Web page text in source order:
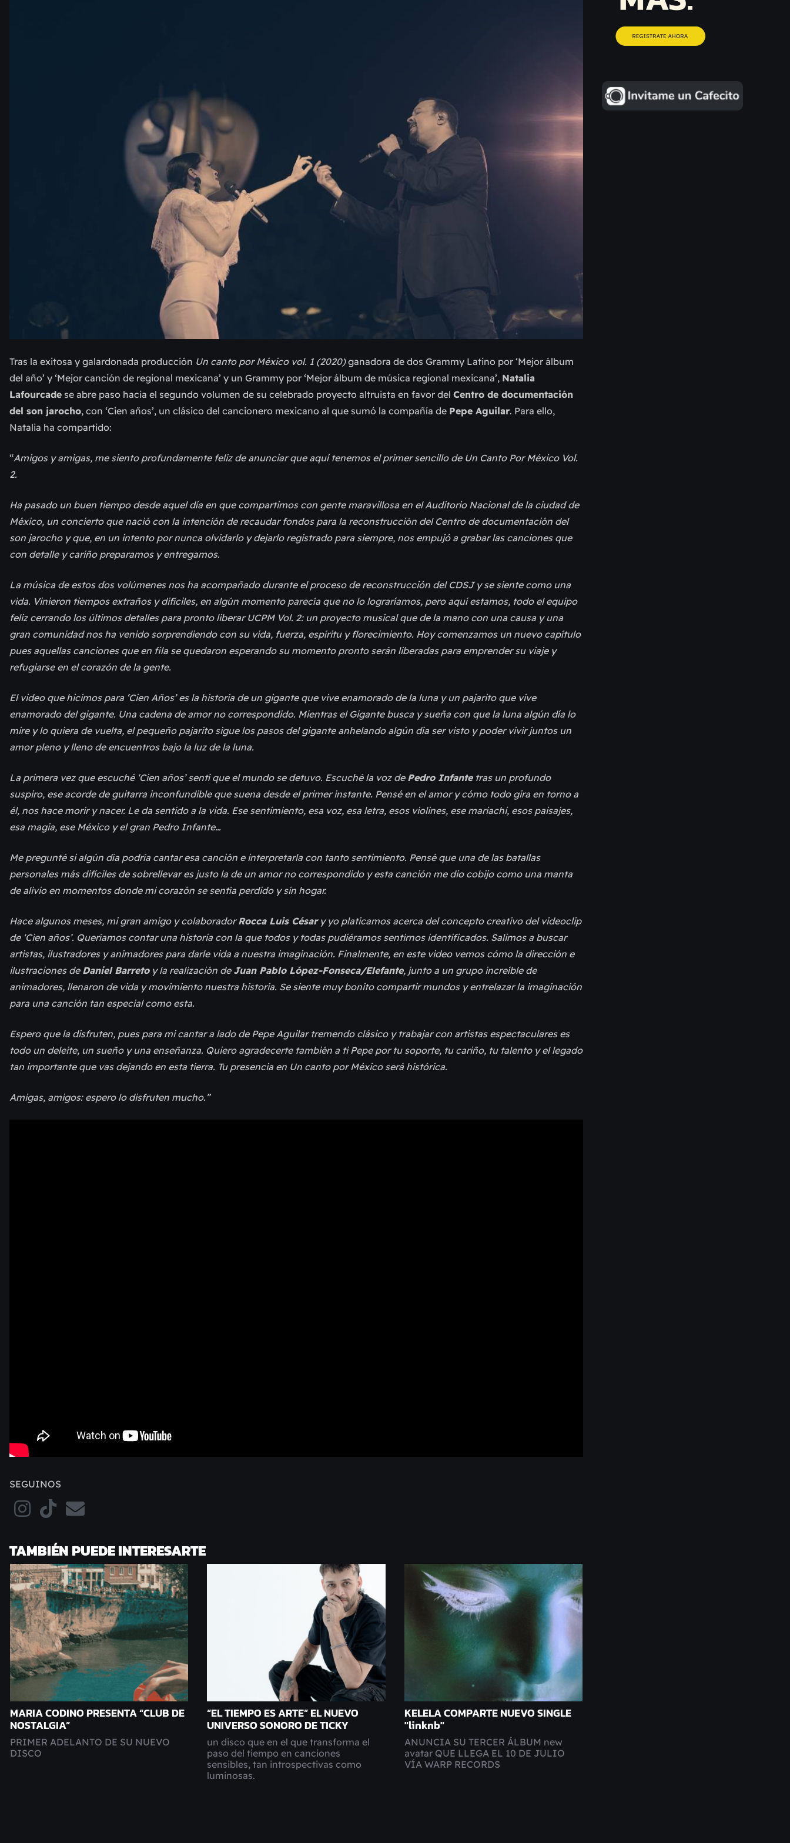
Tras la exitosa y galardonada producción Un canto por México vol. 1 (2020)ganadora de dos Grammy Latino por ‘Mejor álbum
del año’ y ‘Mejor canción de regional mexicana’ y un Grammy por ‘Mejor álbum de música regional mexicana’, Natalia
Lafourcade se abre paso hacia el segundo volumen de su celebrado proyecto altruista en favor del Centro de documentación
del son jarocho, con ‘Cien años’, un clásico del cancionero mexicano al que sumó la compañía de Pepe Aguilar. Para ello,
Natalia ha compartido:
“Amigos y amigas, me siento profundamente feliz de anunciar que aquí tenemos el primer sencillo de Un Canto Por México Vol.
2.
Ha pasado un buen tiempo desde aquel día en que compartimos con gente maravillosa en el Auditorio Nacional de la ciudad de
México, un concierto que nació con la intención de recaudar fondos para la reconstrucción del Centro de documentación del
son jarocho y que, en un intento por nunca olvidarlo y dejarlo registrado para siempre, nos empujó a grabar las canciones que
con detalle y cariño preparamos y entregamos.
La música de estos dos volúmenes nos ha acompañado durante el proceso de reconstrucción del CDSJ y se siente como una
vida. Vinieron tiempos extraños y difíciles, en algún momento parecía que no lo lograríamos, pero aquí estamos, todo el equipo
feliz cerrando los últimos detalles para pronto liberar UCPM Vol. 2: un proyecto musical que de la mano con una causa y una
gran comunidad nos ha venido sorprendiendo con su vida, fuerza, espíritu y florecimiento. Hoy comenzamos un nuevo capítulo
pues aquellas canciones que en fila se quedaron esperando su momento pronto serán liberadas para emprender su viaje y
refugiarse en el corazón de la gente.
El video que hicimos para ‘Cien Años’ es la historia de un gigante que vive enamorado de la luna y un pajarito que vive
enamorado del gigante. Una cadena de amor no correspondido. Mientras el Gigante busca y sueña con que la luna algún día lo
mire y lo quiera de vuelta, el pequeño pajarito sigue los pasos del gigante anhelando algún día ser visto y poder vivir juntos un
amor pleno y lleno de encuentros bajo la luz de la luna.
La primera vez que escuché ‘Cien años’ sentí que el mundo se detuvo. Escuché la voz de Pedro Infantetras un profundo
suspiro, ese acorde de guitarra inconfundible que suena desde el primer instante. Pensé en el amor y cómo todo gira en torno a
él, nos hace morir y nacer. Le da sentido a la vida. Ese sentimiento, esa voz, esa letra, esos violines, ese mariachi, esos paisajes,
esa magia, ese México y el gran Pedro Infante…
Me pregunté si algún día podría cantar esa canción e interpretarla con tanto sentimiento. Pensé que una de las batallas
personales más difíciles de sobrellevar es justo la de un amor no correspondido y esta canción me dio cobijo como una manta
de alivio en momentos donde mi corazón se sentía perdido y sin hogar.
Hace algunos meses, mi gran amigo y colaboradorRocca Luis Césary yo platicamos acerca del concepto creativo del videoclip
de ‘Cien años’. Queríamos contar una historia con la que todos y todas pudiéramos sentirnos identificados. Salimos a buscar
artistas, ilustradores y animadores para darle vida a nuestra imaginación. Finalmente, en este video vemos cómo la dirección e
ilustraciones de Daniel Barretoy la realización de Juan Pablo López-Fonseca/Elefante, junto a un grupo increíble de
animadores, llenaron de vida y movimiento nuestra historia. Se siente muy bonito compartir mundos y entrelazar la imaginación
para una canción tan especial como esta.
Espero que la disfruten, pues para mi cantar a lado de Pepe Aguilar tremendo clásico y trabajar con artistas espectaculares es
todo un deleite, un sueño y una enseñanza. Quiero agradecerte también a ti Pepe por tu soporte, tu cariño, tu talento y el legado
tan importante que vas dejando en esta tierra. Tu presencia en Un canto por México será histórica.
Amigas, amigos: espero lo disfruten mucho.”
SEGUINOS
TAMBIÉN PUEDE INTERESARTE
MARIA CODINO PRESENTA “CLUB DE
NOSTALGIA”
PRIMER ADELANTO DE SU NUEVO
DISCO
“EL TIEMPO ES ARTE” EL NUEVO
UNIVERSO SONORO DE TICKY
un disco que en el que transforma el
paso del tiempo en canciones
sensibles, tan introspectivas como
luminosas.
KELELA COMPARTE NUEVO SINGLE
"linknb"
ANUNCIA SU TERCER ÁLBUM new
avatar QUE LLEGA EL 10 DE JULIO
VÍA WARP RECORDS